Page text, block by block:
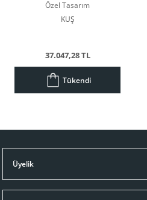
Özel Tasarım
KUŞ
37.047,28 TL
Tükendi
Üyelik